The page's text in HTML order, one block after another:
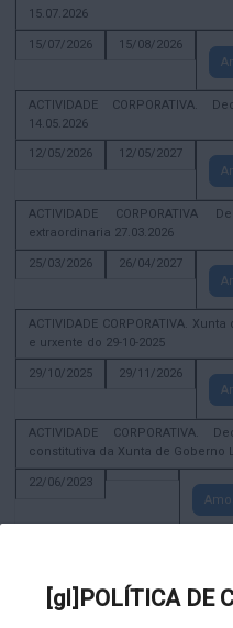
[gl]POLÍTICA DE
15.07.2026
15/07/2026
15/08/2026
ACTIVIDADE
14.05.2026
12/05/2026
12/05/2027
ACTIVIDADE
extraordinaria 27.03.2026
25/03/2026
26/04/2027
ACTIVIDADE CORPORATIVA.
e urxente do 29-10-2025
29/10/2025
29/11/2026
ACTIVIDADE
constitutiva da Xunta de Goberno
22/06/2023